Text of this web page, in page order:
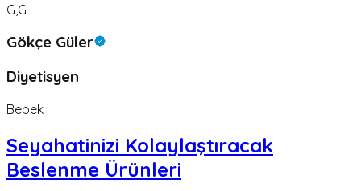
G,G
Gökçe Güler
Diyetisyen
Bebek
Seyahatinizi Kolaylaştıracak
Beslenme Ürünleri